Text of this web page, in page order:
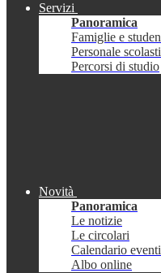
Servizi
Panoramica
Famiglie e
Personale
Percorsi di studio
Novità
Panoramica
Le notizie
Le circolari
Calendario eventi
Albo online